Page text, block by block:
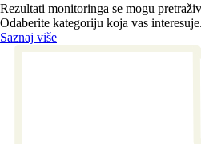
Rezultati monitoringa se mogu
Odaberite kategoriju koja vas interesuje.
Saznaj više